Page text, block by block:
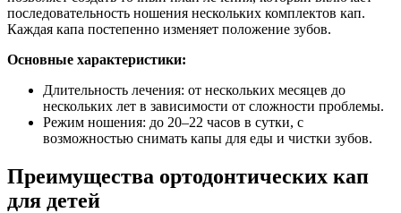
последовательность ношения нескольких комплектов кап.
Каждая капа постепенно изменяет положение зубов.
Основные характеристики:
Длительность лечения: от нескольких месяцев до
нескольких лет в зависимости от сложности проблемы.
Режим ношения: до 20–22 часов в сутки, с
возможностью снимать капы для еды и чистки зубов.
Преимущества ортодонтических кап
для детей